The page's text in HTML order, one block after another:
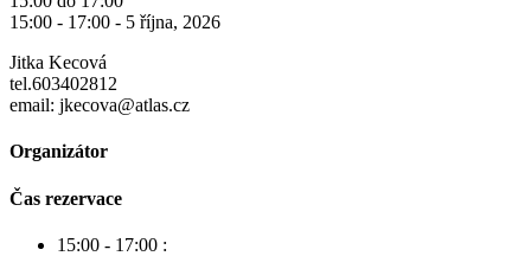
15:00 - 17:00 - 5 října, 2026
Jitka Kecová
tel.603402812
email: jkecova@atlas.cz
Organizátor
Čas rezervace
15:00 - 17:00 :